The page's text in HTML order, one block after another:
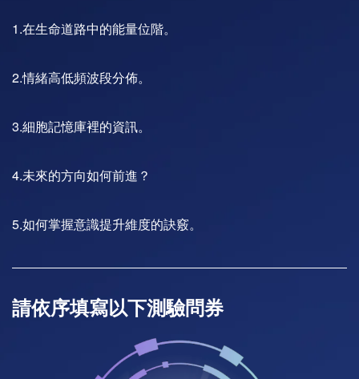
1.在生命道路中的能量位階。
2.情緒高低頻波段分佈。
3.細胞記憶庫裡的資訊。
4.未來的方向如何前進？
5.如何掌握意識提升維度的訣竅。
請依序填寫以下測驗問券